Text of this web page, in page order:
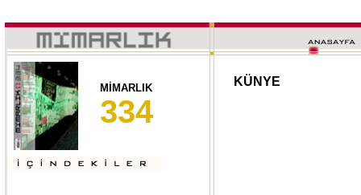
MİMARLIK
334
KÜNYE